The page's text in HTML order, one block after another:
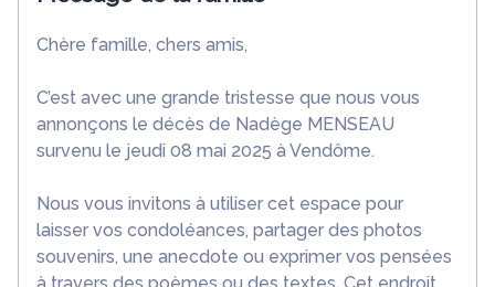
Chère famille, chers amis,
C’est avec une grande tristesse que nous vous
annonçons le décès de Nadège MENSEAU
survenu le jeudi 08 mai 2025 à Vendôme.
Nous vous invitons à utiliser cet espace pour
laisser vos condoléances, partager des photos
souvenirs, une anecdote ou exprimer vos pensées